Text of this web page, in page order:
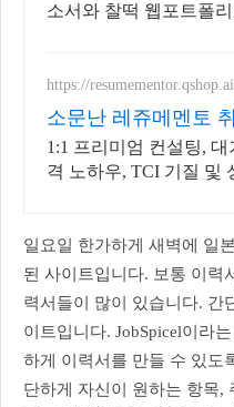
소서와 찰떡 웹포트폴
https://resumementor.qshop.ai
소문난 레쥬메멘토
SINCE 2015
1:1 프리미엄 컨설팅, 대
격 노하우, TCI 기질 및
력
일요일 한가하게 새벽에 일
된 사이트입니다. 보통 이력
력서들이 많이 있습니다. 간
이트입니다. JobSpicel이라
하게 이력서를 만들 수 있도
단하게 자신이 원하는 항목,